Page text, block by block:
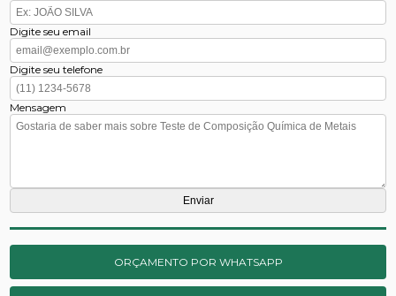
Digite seu email
Digite seu telefone
Mensagem
ORÇAMENTO POR WHATSAPP